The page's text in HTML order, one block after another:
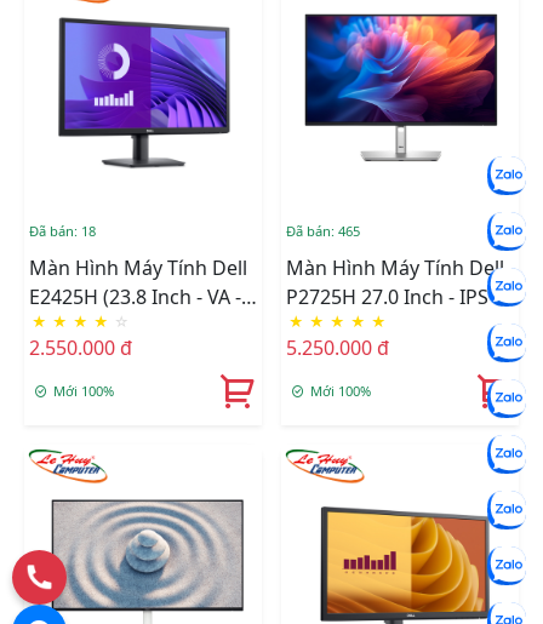
Đã bán: 18
Màn Hình Máy Tính Dell
E2425H (23.8 Inch - VA -
FHD - 5ms - 75Hz)
★ ★ ★ ★ ☆
2.550.000 đ
Mới 100%
Đã bán: 465
Màn Hình Máy Tính Dell
P2725H 27.0 Inch - IPS -
FHD - 100Hz - 5ms - USB
TypeC
★ ★ ★ ★ ★
5.250.000 đ
Mới 100%